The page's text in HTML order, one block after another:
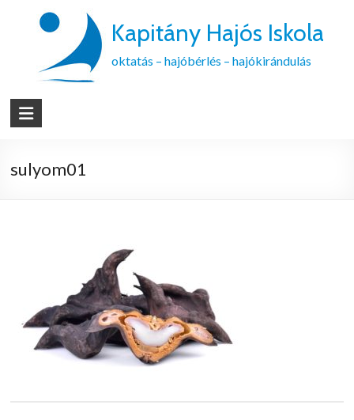
Kapitány Hajós Iskola
oktatás – hajóbérlés – hajókirándulás
sulyom01